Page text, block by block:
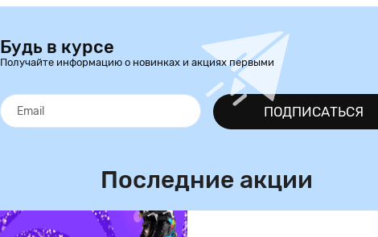
Будь в курсе
Получайте информацию о новинках и акциях первыми
ПОДПИСАТЬСЯ
Последние акции